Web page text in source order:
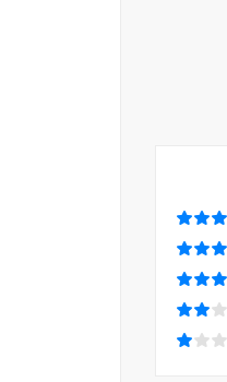
대부분의 문
동원되는 감
2. 문법도 익
이 책에는 초
쉽고 편할
자연스럽게